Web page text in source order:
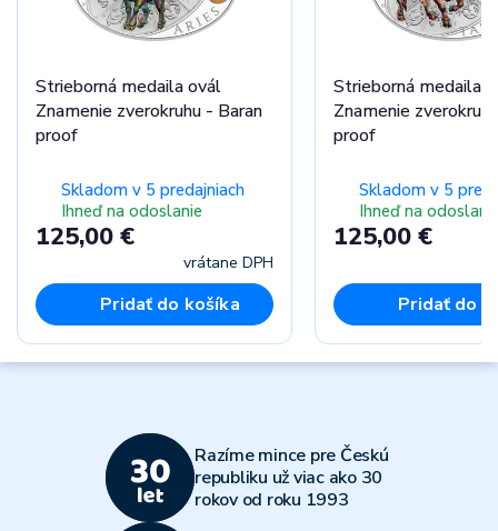
Strieborná medaila ovál
Znamenie zverokruhu - Baran
proof
Skladom v 5 predajniach
Ihneď na odoslanie
125,00 €
vrátane DPH
Pridať do košíka
Strieborná medaila
Znamenie
proof
Skladom v 5
Ihneď na
125,00 €
Pridať do
Razíme mince pre Českú
republiku už viac ako 30
rokov od roku 1993